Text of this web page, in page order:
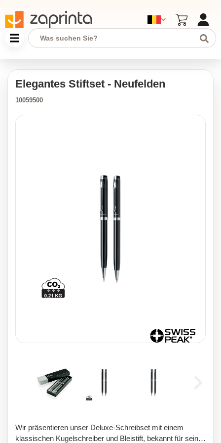
Elegantes Stiftset - Neufelden
10059500
Wir präsentieren unser Deluxe-Schreibset mit einem
klassischen Kugelschreiber und Bleistift, bekannt für seine